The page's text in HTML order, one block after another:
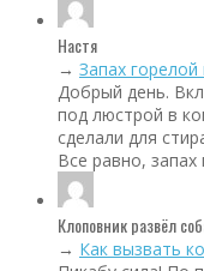
Настя
→ Запах
Добрый день.
под люстрой в
сделали для
Все равно,
Клоповник развёл
→ Как вызвать